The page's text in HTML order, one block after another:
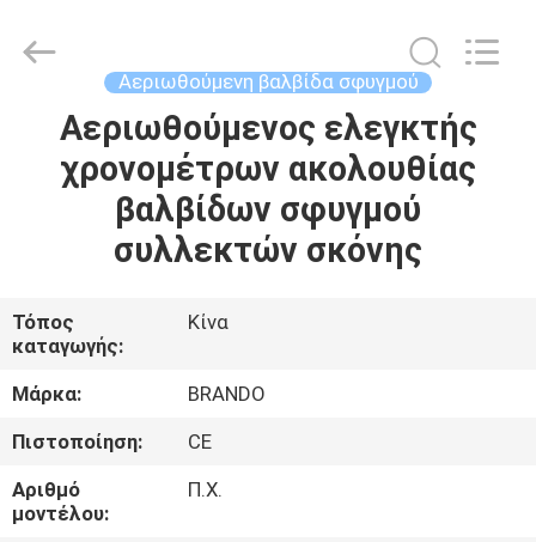
ΣΠΊΤΙ
ΠΡΟΪΌΝΤΑ
ΜΕ
ΕΜΆΣ
ΕΠΙΣΚΈΨΕΙΣ
ΣΤΟ
ΕΡΓΟΣΤΆΣΙΟ
Αεριωθούμενη βαλβίδα σφυγμού
Αεριωθούμενος ελεγκτής
χρονομέτρων ακολουθίας
βαλβίδων σφυγμού
συλλεκτών σκόνης
Τόπος
καταγωγής:
Κίνα
Μάρκα:
BRANDO
Πιστοποίηση:
CE
Αριθμό
μοντέλου:
Π.Χ.